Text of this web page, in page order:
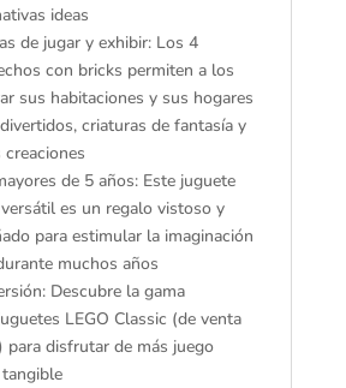
ideas
de jugar y exhibir: Los 4
con bricks permiten a los
sus habitaciones y sus hogares
criaturas de fantasía y
de 5 años: Este juguete
es un regalo vistoso y
para estimular la imaginación
muchos años
Descubre la gama
LEGO Classic (de venta
para disfrutar de más juego